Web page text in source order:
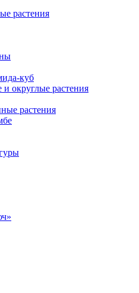
растения
куб
округлые растения
растения